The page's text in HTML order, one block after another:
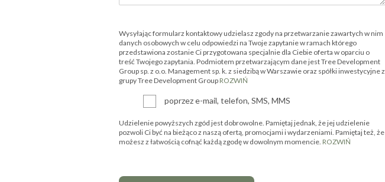
Wysyłając formularz kontaktowy udzielasz zgody na przetwarzanie zawartych w nim
danych osobowych w celu odpowiedzi na Twoje zapytanie w ramach którego
przedstawiona zostanie Ci przygotowana specjalnie dla Ciebie oferta w oparciu o
treść Twojego zapytania. Podmiotem przetwarzającym dane jest Tree Development
Group sp. z o.o. Management sp. k. z siedzibą w Warszawie oraz spółki inwestycyjne z
grupy Tree Development Group ROZWIŃ
poprzez e-mail, telefon, SMS, MMS
Udzielenie powyższych zgód jest dobrowolne. Pamiętaj jednak, że jej udzielenie
pozwoli Ci być na bieżąco z naszą ofertą, promocjami i wydarzeniami. Pamiętaj też, że
możesz z łatwością cofnąć każdą zgodę w dowolnym momencie. ROZWIŃ